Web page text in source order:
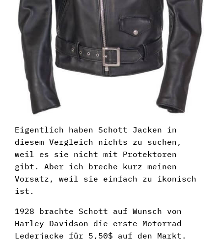
Eigentlich haben Schott Jacken in
diesem Vergleich nichts zu suchen,
weil es sie nicht mit Protektoren
gibt. Aber ich breche kurz meinen
Vorsatz, weil sie einfach zu ikonisch
ist.
1928 brachte Schott auf Wunsch von
Harley Davidson die erste Motorrad
Lederjacke für 5,50$ auf den Markt.